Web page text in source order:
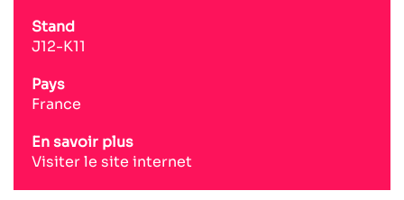
Stand
J12-K11
Pays
France
En savoir plus
Visiter le site internet